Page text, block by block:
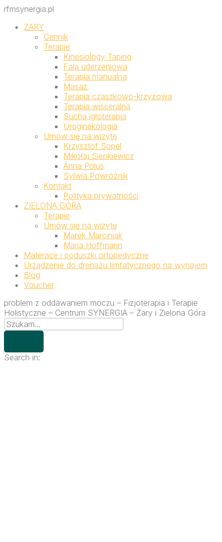
rfmsynergia.pl
ŻARY
Cennik
Terapie
Kinesiology Taping
Fala uderzeniowa
Terapia manualna
Masaż
Terapia czaszkowo-krzyżowa
Terapia wisceralna
Sucha igłoterapia
Uroginekologia
Umów się na wizytę
Krzysztof Sopel
Mikołaj Sienkiewicz
Anna Polus
Sylwia Powróżnik
Kontakt
Polityka prywatności
ZIELONA GÓRA
Terapie
Umów się na wizytę
Marek Marciniak
Maria Hoffmann
Materace i poduszki ortopedyczne
Urządzenie do drenażu limfatycznego na wynajem
Blog
Voucher
problem z oddawaniem moczu – Fizjoterapia i Terapie
Holistyczne – Centrum SYNERGIA – Żary i Zielona Góra
Search in: